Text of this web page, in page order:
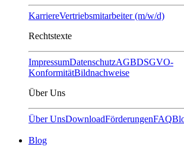
KarriereVertriebsmitarbeiter (m/w/d)
Rechtstexte
ImpressumDatenschutzAGBDSGVO-
KonformitätBildnachweise
Über Uns
Über UnsDownloadFörderungenFAQ
Blog